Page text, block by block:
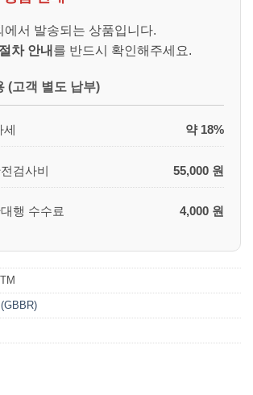
에서 발송되는 상품입니다.
차 안내 를 반드시 확인해주세요.
(고객 별도 납부)
약 18%
검사비 55,000 원
행 수수료 4,000 원